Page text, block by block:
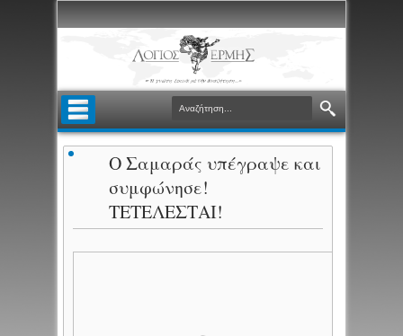
O Σαμαράς υπέγραψε και
συμφώνησε!
ΤΕΤΕΛΕΣΤΑΙ!